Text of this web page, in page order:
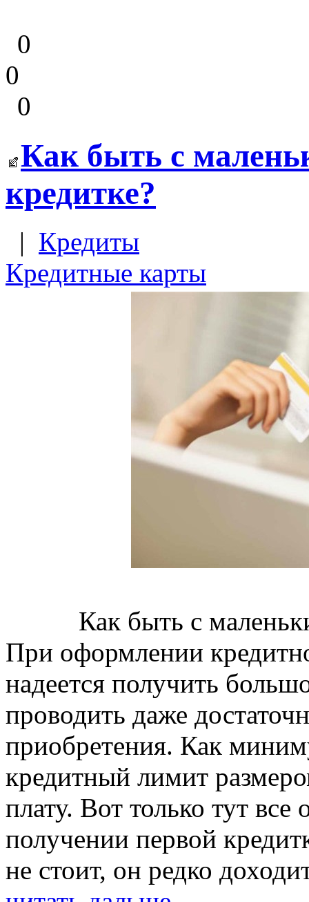
0
0
0
Как быть с
кредитке?
| Кредиты
Кредитные карты
Как быть с
При оформлении
надеется получить
проводить даже
приобретения. Как
кредитный лимит
плату. Вот только тут
получении первой
не стоит, он редко